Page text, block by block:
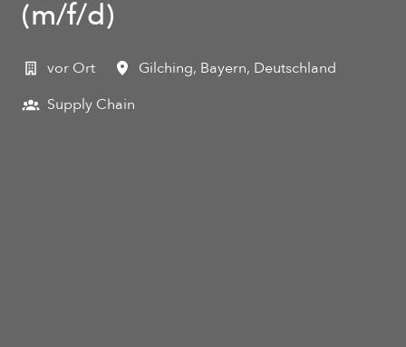
(m/f/d)
vor Ort Gilching, Bayern, Deutschland
Supply Chain